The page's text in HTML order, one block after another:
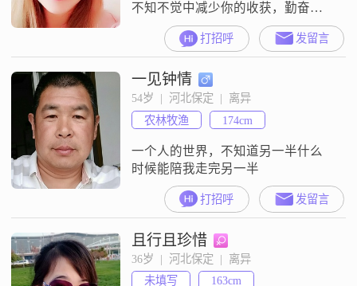
不知不觉中减少你的收获，勤奋也
不会让你一夜成功，但会在不知不
觉中积累你的成果，人生需要挑
战，更需要坚持！
打招呼 发留言
一见钟情
54岁  |  河北保定  |  离异
农林牧渔
174cm
一个人的世界，不知道另一半什么
时候能陪我走完另一半
打招呼 发留言
且行且珍惜
36岁  |  河北保定  |  离异
未填写
163cm